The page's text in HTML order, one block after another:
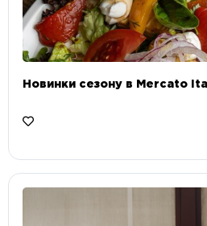
Новинки сезону в Mercato